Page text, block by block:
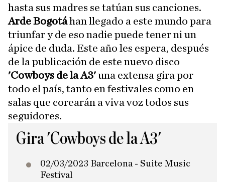
hasta sus madres se tatúan sus canciones.
Arde Bogotáhan llegado a este mundo para
triunfar y de eso nadie puede tener ni un
ápice de duda. Este año les espera, después
de la publicación de este nuevo disco
'Cowboys de la A3'una extensa gira por
todo el país, tanto en festivales como en
salas que corearán a viva voz todos sus
seguidores.
Gira 'Cowboys de la A3'
02/03/2023 Barcelona - Suite Music
Festival